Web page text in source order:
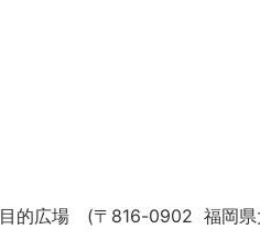
的広場 (〒816-0902 福岡県